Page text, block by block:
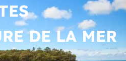
DE LA MER